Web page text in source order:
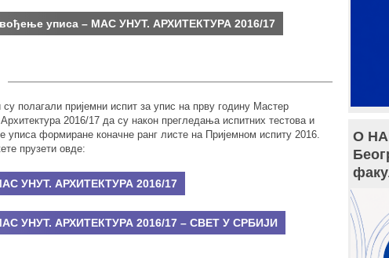
уписа – МАС УНУТ. АРХИТЕКТУРА 2016/17
су полагали пријемни испит за упис на прву годину Мастер
2016/17 да су након прегледања испитних тестова и
формиране коначне ранг листе на Пријемном испиту 2016.
прузети овде:
УНУТ. АРХИТЕКТУРА 2016/17
УНУТ. АРХИТЕКТУРА 2016/17 – СВЕТ У СРБИЈИ
О